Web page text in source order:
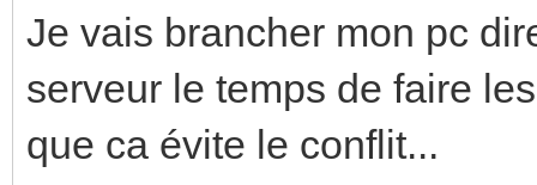
Je vais brancher mon pc
serveur le temps de faire
que ca évite le conflit...